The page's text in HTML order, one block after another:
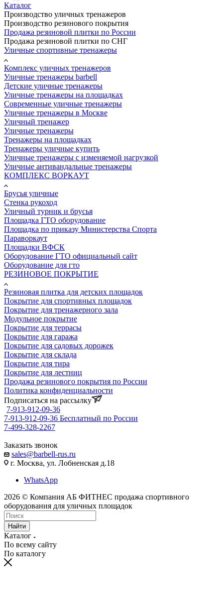
Каталог
Производство уличных тренажеров
Производство резинового покрытия
Продажа резиновой плитки по России
Продажа резиновой плитки по СНГ
Уличные спортивные тренажеры
Комплекс уличных тренажеров
Уличные тренажеры barbell
Детские уличные тренажеры
Уличные тренажеры на площадках
Современные уличные тренажеры
Уличные тренажеры в Москве
Уличный тренажер
Уличные тренажеры
Тренажеры на площадках
Тренажеры уличные купить
Уличные тренажеры с изменяемой нагрузкой
Уличные антивандальные тренажеры
КОМПЛЕКС ВОРКАУТ
Брусья уличные
Стенка рукоход
Уличный турник и брусья
Площадка ГТО оборудование
Площадка по приказу Министерства Спорта
Параворкаут
Площадки ВФСК
Оборудование ГТО официальный сайт
Оборудование для гто
РЕЗИНОВОЕ ПОКРЫТИЕ
Резиновая плитка для детских площадок
Покрытие для спортивных площадок
Покрытие для тренажерного зала
Модульное покрытие
Покрытие для террасы
Покрытие для гаража
Покрытие для садовых дорожек
Покрытие для склада
Покрытие для тира
Покрытие для лестниц
Продажа резинового покрытия по России
Политика конфиденциальности
Подписаться на рассылку
7-913-912-09-36
7-913-912-09-36 Бесплатный по России
7-499-328-2267
Заказать звонок
sales@barbell-rus.ru
г. Москва, ул. Лобненская д.18
WhatsApp
2026 © Компания АБ ФИТНЕС продажа спортивного
оборудования для уличных площадок
Найти
Каталог
По всему сайту
По каталогу